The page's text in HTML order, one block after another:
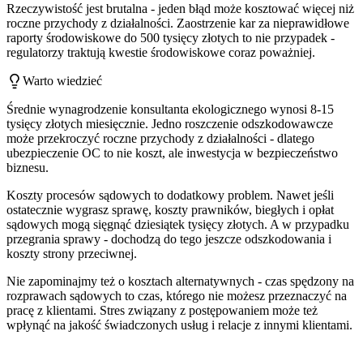
Rzeczywistość jest brutalna - jeden błąd może kosztować więcej niż
roczne przychody z działalności. Zaostrzenie kar za nieprawidłowe
raporty środowiskowe do 500 tysięcy złotych to nie przypadek -
regulatorzy traktują kwestie środowiskowe coraz poważniej.
Warto wiedzieć
Średnie wynagrodzenie konsultanta ekologicznego wynosi 8-15
tysięcy złotych miesięcznie. Jedno roszczenie odszkodowawcze
może przekroczyć roczne przychody z działalności - dlatego
ubezpieczenie OC to nie koszt, ale inwestycja w bezpieczeństwo
biznesu.
Koszty procesów sądowych to dodatkowy problem. Nawet jeśli
ostatecznie wygrasz sprawę, koszty prawników, biegłych i opłat
sądowych mogą sięgnąć dziesiątek tysięcy złotych. A w przypadku
przegrania sprawy - dochodzą do tego jeszcze odszkodowania i
koszty strony przeciwnej.
Nie zapominajmy też o kosztach alternatywnych - czas spędzony na
rozprawach sądowych to czas, którego nie możesz przeznaczyć na
pracę z klientami. Stres związany z postępowaniem może też
wpłynąć na jakość świadczonych usług i relacje z innymi klientami.